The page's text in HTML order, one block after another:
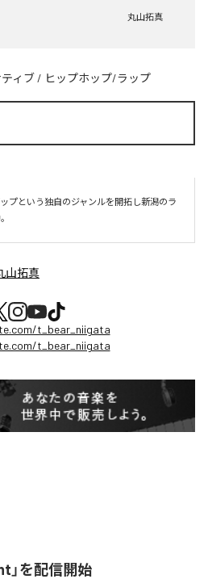
丸山拓真
ィブ / ヒップホップ/ラップ
プという独自のジャンルを開拓し新潟のラ
山拓真
t_bear_niigata
t_bear_niigata
」を配信開始